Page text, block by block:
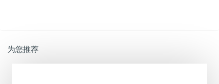
为您推荐